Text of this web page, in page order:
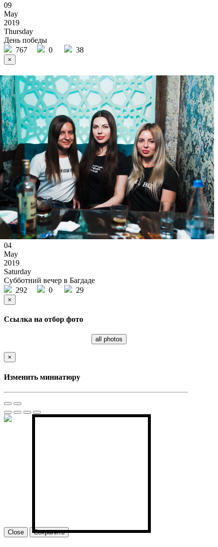
09
May
2019
Thursday
День победы
767
0 38
×
Ссылка на отбор фото
04
May
2019
Saturday
Субботний вечер в Багдаде
292
0 29
×
Ссылка на отбор фото
all photos
×
Изменить миниатюру
Close Сохранить